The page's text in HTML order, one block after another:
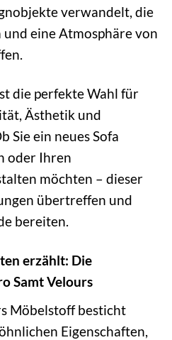
verwandelt, die
eine Atmosphäre von
die perfekte Wahl für
Ästhetik und
Sie ein neues Sofa
oder Ihren
möchten – dieser
übertreffen und
bereiten.
erzählt: Die
Samt Velours
Möbelstoff besticht
Eigenschaften,